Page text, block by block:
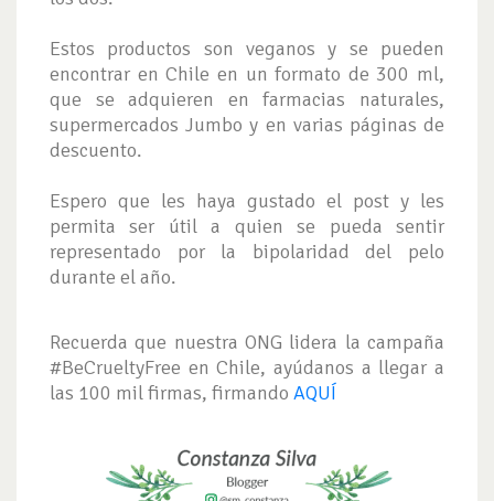
Estos productos son veganos y se pueden
encontrar en Chile en un formato de 300 ml,
que se adquieren en farmacias naturales,
supermercados Jumbo y en varias páginas de
descuento.
Espero que les haya gustado el post y les
permita ser útil a quien se pueda sentir
representado por la bipolaridad del pelo
durante el año.
Recuerda que nuestra ONG lidera la campaña
#BeCrueltyFree en Chile, ayúdanos a llegar a
las 100 mil firmas, firmando AQUÍ